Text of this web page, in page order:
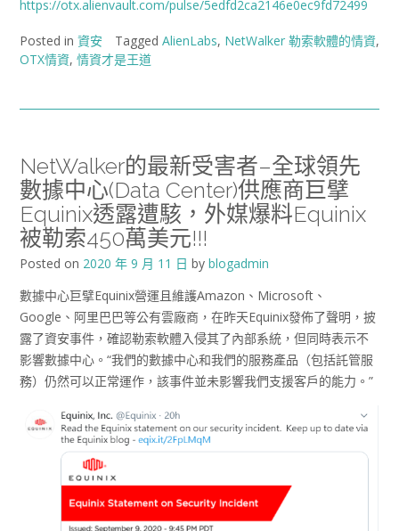
https://otx.alienvault.com/pulse/5edfd2ca2146e0ec9fd72499
Posted in 資安 Tagged AlienLabs, NetWalker 勒索軟體的情資,
OTX情資, 情資才是王道
NetWalker的最新受害者–全球領先
數據中心(Data Center)供應商巨擘
Equinix透露遭駭，外媒爆料Equinix
被勒索450萬美元!!!
Posted on 2020 年 9 月 11 日 by blogadmin
數據中心巨擘Equinix營運且維護Amazon、Microsoft、
Google、阿里巴巴等公有雲廠商，在昨天Equinix發佈了聲明，披
露了資安事件，確認勒索軟體入侵其了內部系統，但同時表示不
影響數據中心。“我們的數據中心和我們的服務產品（包括託管服
務）仍然可以正常運作，該事件並未影響我們支援客戶的能力。”